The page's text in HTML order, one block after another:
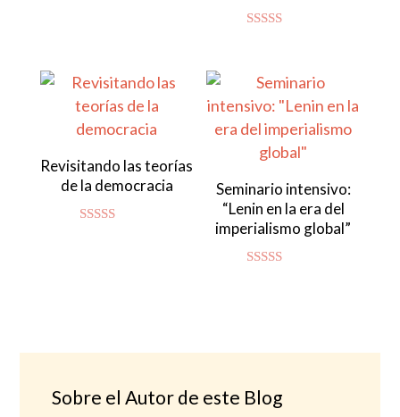
Revisitando las teorías
de la democracia
Seminario intensivo:
“Lenin en la era del
imperialismo global”
Sobre el Autor de este Blog